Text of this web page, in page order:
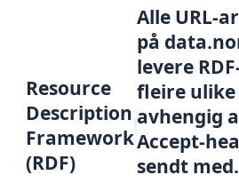
Resource
Description
Framework
(RDF)
Alle URL-
på
levere
fleire
avhengig
Accept-
sendt med.